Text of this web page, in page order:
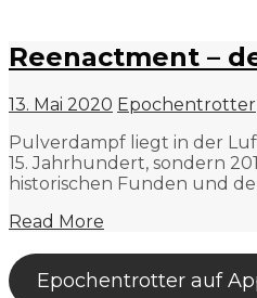
Reenactment –
13. Mai 2020 Epochentrotter
Pulverdampf liegt in der
15. Jahrhundert, sondern
historischen Funden und
Read More
Epochentrotter auf